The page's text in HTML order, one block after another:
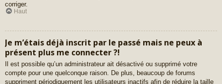
corriger.
Haut
Je m’étais déjà inscrit par le passé mais ne peux à
présent plus me connecter ?!
Il est possible qu’un administrateur ait désactivé ou supprimé votre
compte pour une quelconque raison. De plus, beaucoup de forums
suppriment périodiquement les utilisateurs inactifs afin de réduire la taille